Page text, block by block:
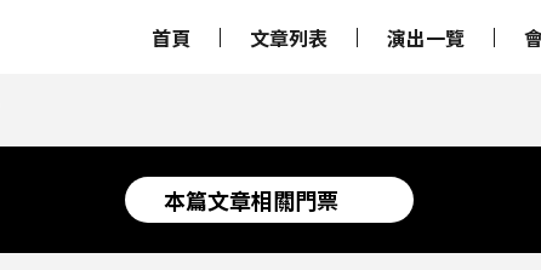
首頁 文章列表 演出一覽
本篇文章相關門票